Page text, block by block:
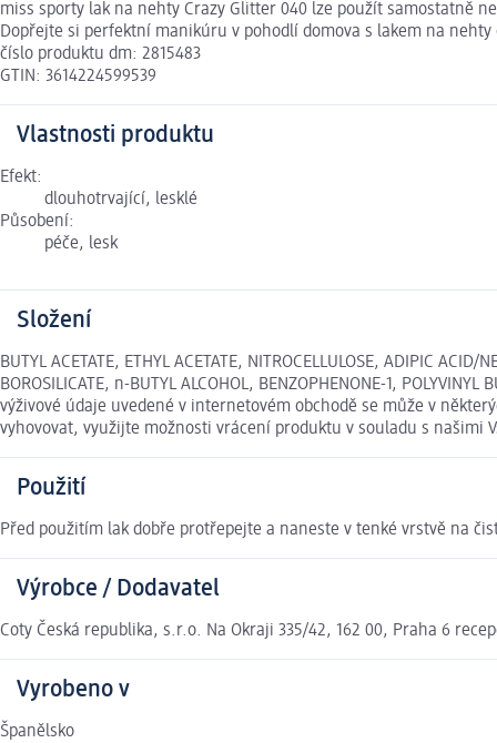
miss sporty lak na nehty Crazy Glitter 040 lze použít samostatně
Dopřejte si perfektní manikúru v pohodlí domova s lakem na nehty
číslo produktu dm: 2815483
GTIN: 3614224599539
Vlastnosti produktu
Efekt:
dlouhotrvající, lesklé
Působení:
péče, lesk
Složení
BUTYL ACETATE, ETHYL ACETATE, NITROCELLULOSE, ADIPIC ACID/
BOROSILICATE, n-BUTYL ALCOHOL, BENZOPHENONE-1,
výživové údaje uvedené v internetovém obchodě se může v
vyhovovat, využijte možnosti vrácení produktu v souladu s našimi
Použití
Před použitím lak dobře protřepejte a naneste v tenké vrstvě na
Výrobce / Dodavatel
Coty Česká republika, s.r.o. Na Okraji 335/42, 162 00, Praha 6
Vyrobeno v
Španělsko